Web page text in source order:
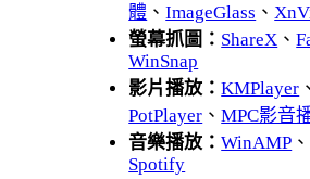
體 、ImageGlass 、
螢幕抓圖： ShareX 、
WinSnap
影片播放：KMPlayer 、
PotPlayer 、MPC影音
音樂播放：WinAMP 、
Spotify